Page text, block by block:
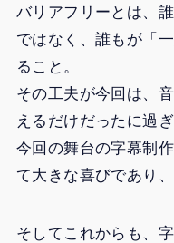
バリアフリーとは、
ではなく、誰もが「
ること。
その工夫が今回は、
えるだけだったに過ぎ
今回の舞台の字幕制
て大きな喜びであり、
そしてこれからも、